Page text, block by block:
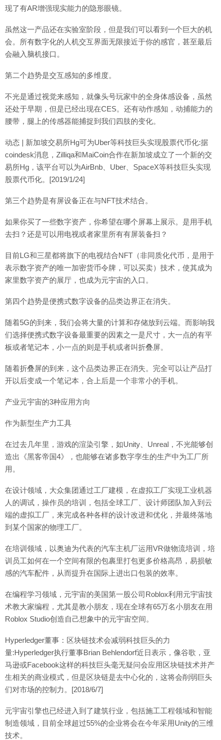
现了有AR增强现实能力的隐形眼镜。
虽然这一产品还在实验室阶段，但是我们可以看到一个巨大的机
会。所有数字化的人机交互界面无限接近于你的感官，甚至最后
会融入脑机接口。
第二个趋势是交互感知的多维度。
不光是通过视觉来感知，就像头号玩家中的全身体感设备，虽然
还处于早期，但是已经出现在CES。还有动作感知，动捕能力的
腰带，腿上的传感器能捕捉到我们四肢的变化。
动态 | 新加坡交易所Hg可为Uber等科技巨头实现股票代币化:据
coindesk消息，Zilliqa和MaiCoin合作在新加坡成立了一个新的交
易所Hg，该平台可以为AirBnb、Uber、SpaceX等科技巨头实现
股票代币化。[2019/1/24]
第三个趋势是有屏设备正在与NFT技术结合。
如果你买了一些数字资产，你希望在哪个屏幕上展示。是用手机
去扫？还是可以用电视或者家里所有有屏装备扫？
目前LG和三星都将旗下的电视结合NFT（非同质化代币，是用于
表示数字资产的唯一加密货币令牌，可以买卖）技术，使其成为
家里数字资产的展厅，也成为元宇宙的入口。
第四个趋势是便携式数字设备的品类边界正在消失。
随着5G的到来，我们会将大量的计算和存储放到云端。而影响我
们选择便携式数字设备最重要的因素之一是尺寸，大一点的有平
板或者笔记本，小一点的则是手机或者叫折叠屏。
随着折叠屏的到来，这个品类边界正在消失。完全可以让产品打
开以后变成一个笔记本，合上后是一个非常小的手机。
产业元宇宙的3种应用方向
作为新型生产力工具
在过去几年里，游戏的渲染引擎，如Unity、Unreal，不光能够创
造出《黑客帝国4》，也能够在诸多数字孪生的生产中为工厂所
用。
在设计领域，大众集团通过工厂建模，在虚拟工厂实现工业机器
人的调试，操作员的培训，包括全球工厂、设计师团队加入到云
端的虚拟工厂，来完成各种各样的设计改进和优化，并最终落地
到某个国家的物理工厂。
在培训领域，以奥迪为代表的汽车主机厂运用VR做物流培训，培
训员工如何在一个空间有限的包裹里打包更多价格高昂，易损敏
感的汽车配件，从而提升在国际上进出口包装的效率。
在编程学习领域，元宇宙的美国第一股公司Roblox利用元宇宙技
术教大家编程，尤其是教小朋友，现在全球有65万名小朋友在用
Roblox Studio创造自己想象中的元宇宙空间。
Hyperledger董事：区块链技术会减弱科技巨头的力
量:Hyperledger执行董事Brian Behlendorf近日表示，像谷歌，亚
马逊或Facebook这样的科技巨头毫无疑问会应用区块链技术并产
生相关的商业模式，但是区块链是去中心化的，这将会削弱巨头
们对市场的控制力。[2018/6/7]
元宇宙引擎也已经进入到了建筑行业，包括施工工程领域和智能
制造领域，目前全球超过55%的企业将会在今年采用Unity的三维
技术。